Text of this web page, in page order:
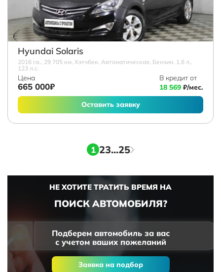
Hyundai Solaris
2016 г.в., 29 705 км, Хэтчбек, Автоматическая, Бензин, 1.6 л.,
123 л.с.
Цена
665 000₽
В кредит от
18 569 ₽/мес.
Оставить заявку
1 23...25
НЕ ХОТИТЕ ТРАТИТЬ ВРЕМЯ НА
ПОИСК АВТОМОБИЛЯ?
Подберем автомобиль за вас
с учетом ваших пожеланий
Заявка на подбор